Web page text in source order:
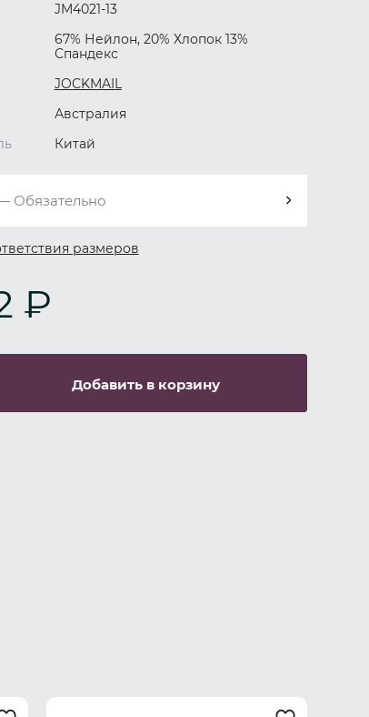
JM4021-13
67% Нейлон, 20% Хлопок 13%
Спандекс
JOCKMAIL
Австралия
Китай
Обязательно
размеров
₽
Добавить в корзину